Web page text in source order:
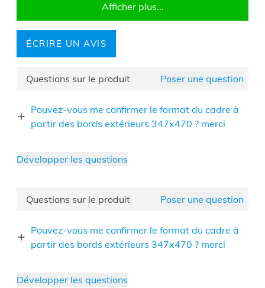
Afficher plus...
ÉCRIRE UN AVIS
Questions sur le produit Poser une question
Pouvez-vous me confirmer le format du cadre à
partir des bords extérieurs 347x470 ? merci
Développer les questions
Questions sur le produit Poser une question
Pouvez-vous me confirmer le format du cadre à
partir des bords extérieurs 347x470 ? merci
Développer les questions